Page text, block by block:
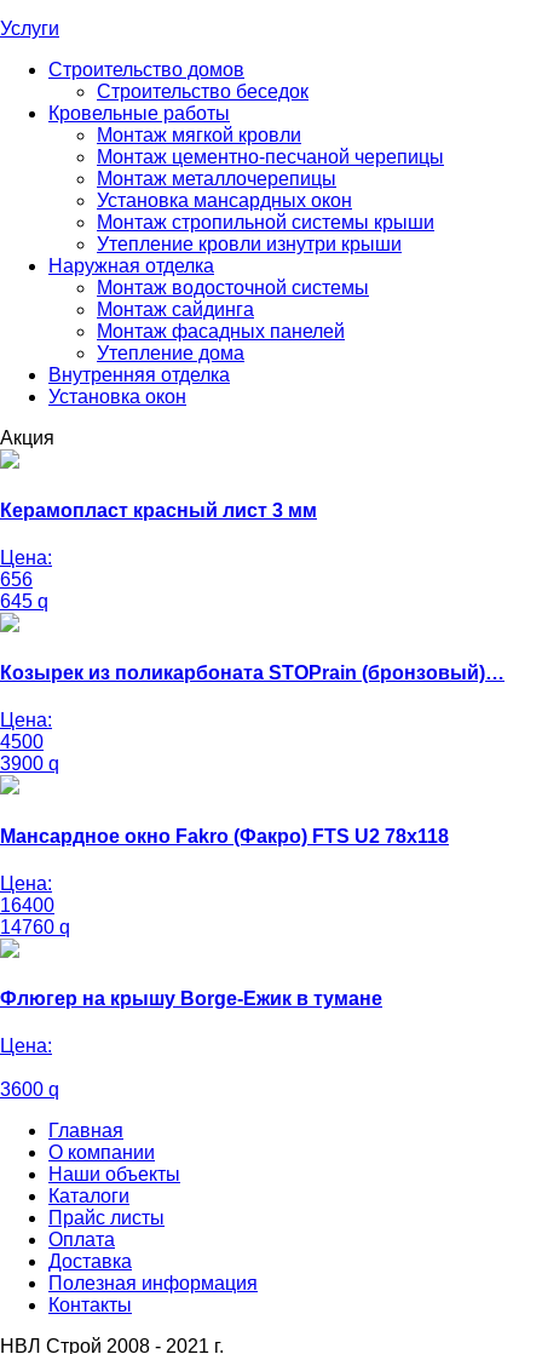
Услуги
Строительство домов
Строительство беседок
Кровельные работы
Монтаж мягкой кровли
Монтаж цементно-песчаной черепицы
Монтаж металлочерепицы
Установка мансардных окон
Монтаж стропильной системы крыши
Утепление кровли изнутри крыши
Наружная отделка
Монтаж водосточной системы
Монтаж сайдинга
Монтаж фасадных панелей
Утепление дома
Внутренняя отделка
Установка окон
Акция
Керамопласт красный лист 3 мм
Цена:
656
645 q
Козырек из поликарбоната STOPrain (бронзовый)…
Цена:
4500
3900 q
Мансардное окно Fakro (Факро) FTS U2 78х118
Цена:
16400
14760 q
Флюгер на крышу Borge-Ежик в тумане
Цена:
3600 q
Главная
О компании
Наши объекты
Каталоги
Прайс листы
Оплата
Доставка
Полезная информация
Контакты
НВЛ Строй 2008 - 2021 г.